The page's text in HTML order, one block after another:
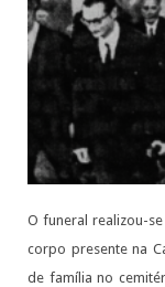
O funeral realizou-
corpo presente na
de família no